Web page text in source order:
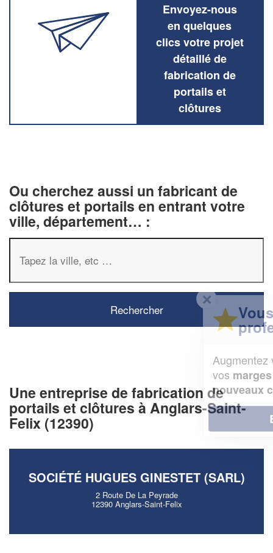
Envoyez-nous
en quelques
clics votre projet
détaillé de
fabrication de
portails et
clôtures
Ou cherchez aussi un fabricant de
clôtures et portails en entrant votre
ville, département… :
Une entreprise de fabrication de
portails et clôtures à Anglars-Saint-
Felix (12390)
SOCIÉTÉ HUGUES GINESTET (SARL)
2 Route De La Peyrade
12390 Anglars-Saint-Felix
✕
Vous êtes un
professionnel ?
chiffre d'affaireset
tout en gagnant de
nouveaux clients!
En savoir plus